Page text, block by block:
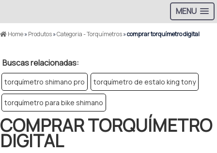
MENU
Home»Produtos»Categoria - Torquímetros»comprar torquímetro digital
Buscas relacionadas:
torquímetro shimano pro torquímetro de estalo king tony
torquímetro para bike shimano
COMPRAR TORQUÍMETRO
DIGITAL